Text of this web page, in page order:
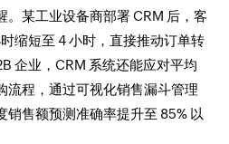
。某工业设备商部署 CRM 后，客
缩短至 4 小时，直接推动订单转
企业，CRM 系统还能应对平均
流程，通过可视化销售漏斗管理
销售额预测准确率提升至 85% 以